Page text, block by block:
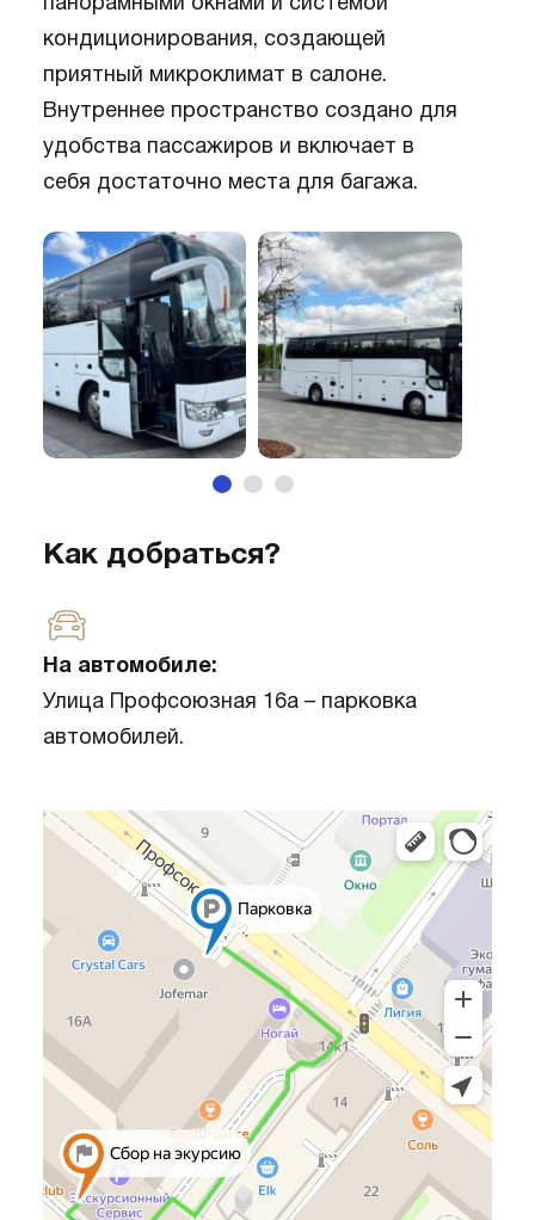
панорамными окнами и системой
кондиционирования, создающей
приятный микроклимат в салоне.
Внутреннее пространство создано для
удобства пассажиров и включает в
себя достаточно места для багажа.
Как добраться?
На автомобиле:
Улица Профсоюзная 16а – парковка
автомобилей.